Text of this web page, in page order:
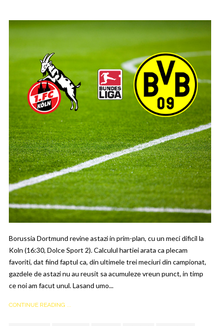
Borussia Dortmund revine astazi in prim-plan, cu un meci dificil la
Koln (16:30, Dolce Sport 2). Calculul hartiei arata ca plecam
favoriti, dat fiind faptul ca, din ultimele trei meciuri din campionat,
gazdele de astazi nu au reusit sa acumuleze vreun punct, in timp
ce noi am facut unul. Lasand umo...
CONTINUE READING ...